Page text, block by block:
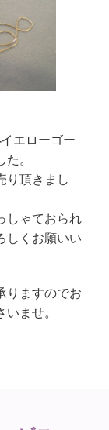
エローゴー
。
り頂きまし
しゃておられ
しくお願いい
りますのでお
ませ。